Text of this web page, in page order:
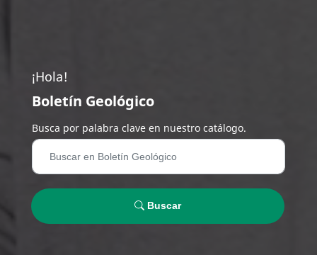
¡Hola!
Boletín Geológico
Busca por palabra clave en nuestro catálogo.
Buscar